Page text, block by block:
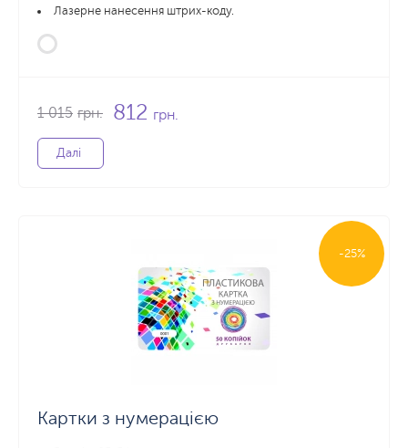
Лазерне нанесення штрих-коду.
1 015 грн. 812 грн.
Далі
-25%
Картки з нумерацією